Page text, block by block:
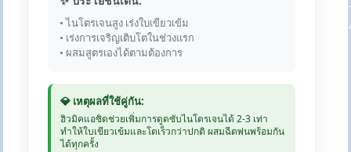
• ไนโตรเจนสูง เร่งใบเขียวเข้ม
• เร่งการเจริญเติบโตในช่วงแรก
• ผสมสูตรเองได้ตามต้องการ
💎 เหตุผลที่ใช้คู่กัน:
ฮิวมิคแอซิดช่วยเพิ่มการดูดซับไนโตรเจนได้ 2-3 เท่า
ทำให้ใบเขียวเข้มและโตเร็วกว่าปกติ ผสมฉีดพ่นพร้อมกัน
ได้ทุกครั้ง